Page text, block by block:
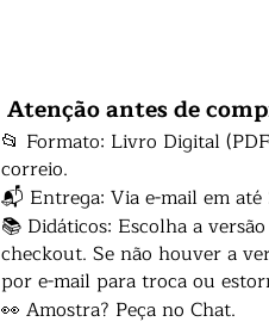
Atenção antes de
📂 Formato: Livro Digital
correio.
📬 Entrega: Via e-mail em até
📚 Didáticos: Escolha a
checkout. Se não houver a
por e-mail para troca ou
👀 Amostra? Peça no Chat.